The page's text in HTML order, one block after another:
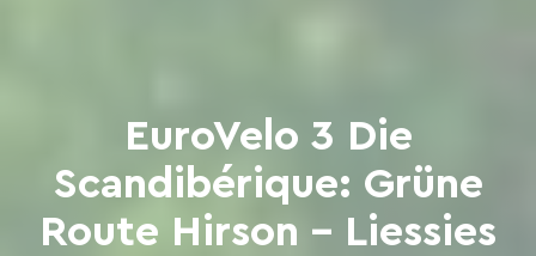
EuroVelo 3 Die
Scandibérique: Grüne
Route Hirson – Liessies